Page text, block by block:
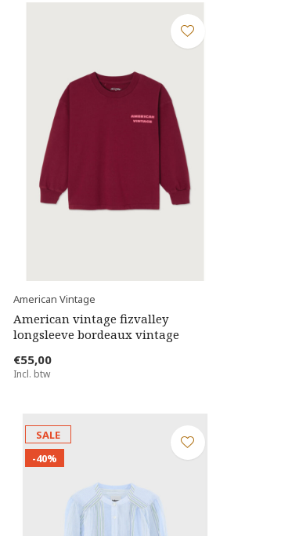
American Vintage
American vintage fizvalley
longsleeve bordeaux vintage
€55,00
Incl. btw
SALE
-40%